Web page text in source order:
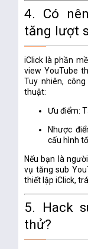
4. Có
tăng lượt
iClick là phần
view YouTube
Tuy nhiên,
thuật:
Ưu điểm:
Nhược
cấu hình
Nếu bạn là
vụ tăng sub
thiết lập iClick,
5. Hack
thử?